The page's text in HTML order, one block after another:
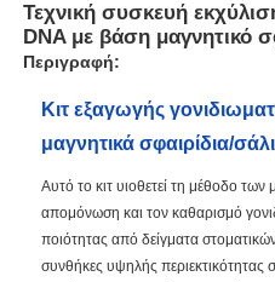
Τεχνική συσκευή
DNA με βάση μαγνητικό
Περιγραφή:
Κιτ εξαγωγής
μαγνητικά σφαιρίδια/
Αυτό το κιτ υιοθετεί τη μέθοδο των
απομόνωση και τον καθαρισμό
ποιότητας από δείγματα
συνθήκες υψηλής περιεκτικότητας